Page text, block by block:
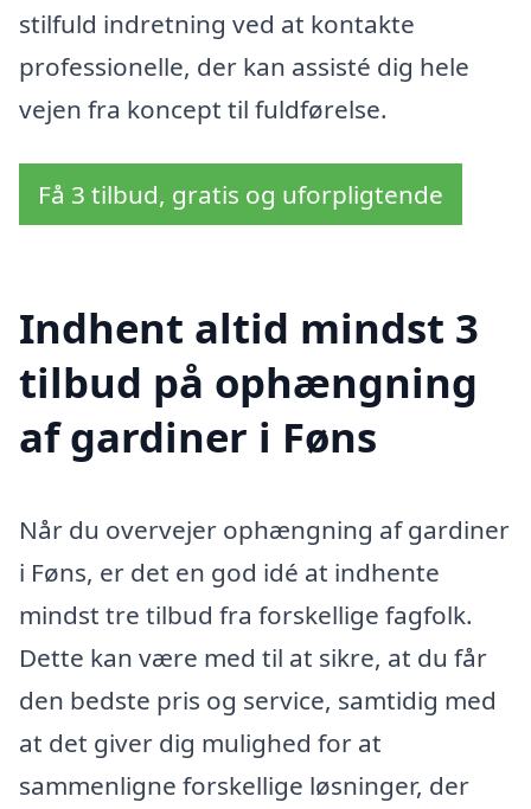
stilfuld indretning ved at kontakte
professionelle, der kan assisté dig hele
vejen fra koncept til fuldførelse.
Få 3 tilbud, gratis og uforpligtende
Indhent altid mindst 3
tilbud på ophængning
af gardiner i Føns
Når du overvejer ophængning af gardiner
i Føns, er det en god idé at indhente
mindst tre tilbud fra forskellige fagfolk.
Dette kan være med til at sikre, at du får
den bedste pris og service, samtidig med
at det giver dig mulighed for at
sammenligne forskellige løsninger, der